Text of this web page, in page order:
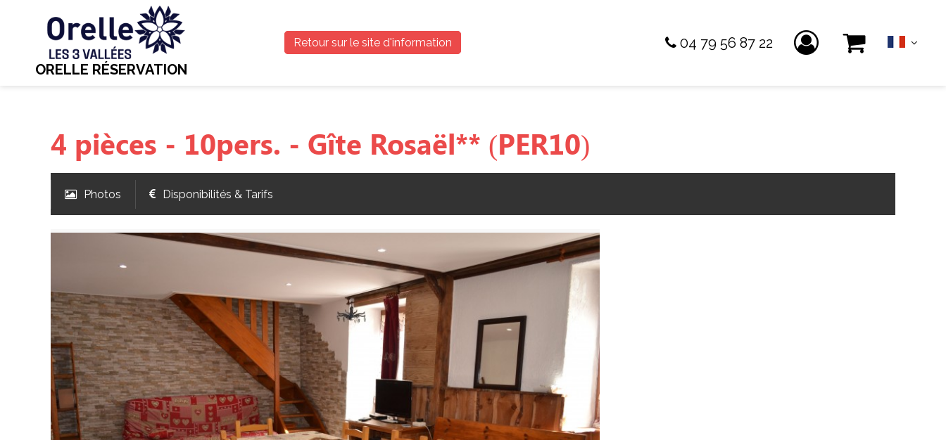
ORELLE RÉSERVATION
Retour sur le site d'information 04 79 56 87 22
4 pièces - 10pers. - Gîte Rosaël** (PER10)
Photos Disponibilités & Tarifs